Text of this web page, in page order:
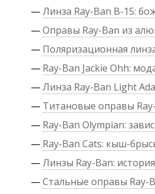
—Линза Ray-Ban B-15:
—Оправы Ray-Ban из
— Поляризационная
— Ray-Ban Jackie Ohh:
—Линза Ray-Ban Light
— Титановые оправы
— Ray-Ban Olympian:
— Ray-Ban Cats: кыш-
—Линзы Ray-Ban:
—Стальные оправы Ray-